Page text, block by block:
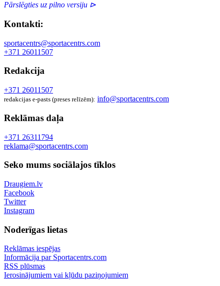
Pārslēgties uz pilno versiju ⊳
Kontakti:
sportacentrs@sportacentrs.com
+371 26011507
Redakcija
+371 26011507
redakcijas e-pasts (preses relīzēm): info@sportacentrs.com
Reklāmas daļa
+371 26311794
reklama@sportacentrs.com
Seko mums sociālajos tīklos
Draugiem.lv
Facebook
Twitter
Instagram
Noderīgas lietas
Reklāmas iespējas
Informācija par Sportacentrs.com
RSS plūsmas
Ierosinājumiem vai kļūdu paziņojumiem